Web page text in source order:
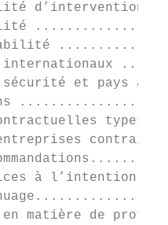
et pays
à l’intention
matière de